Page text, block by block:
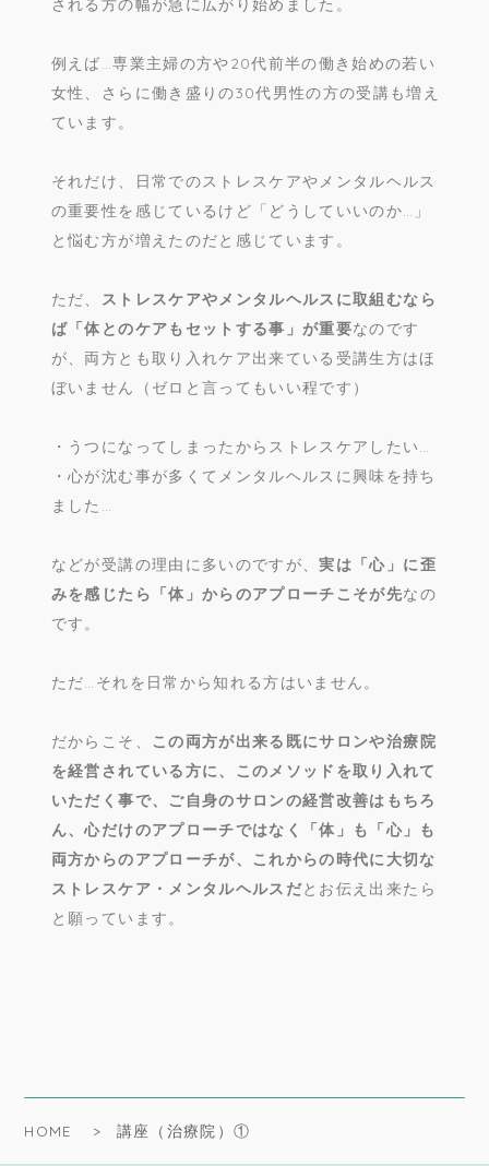
例えば…専業主婦の方や20代前半の働き始めの若い
女性、さらに働き盛りの30代男性の方の受講も増え
ています。
それだけ、日常でのストレスケアやメンタルヘルス
の重要性を感じているけど「どうしていいのか…」
と悩む方が増えたのだと感じています。
ただ、
ストレスケアやメンタルヘルスに取組むなら
ば「体とのケアもセットする事」が重要なのです
が、両方とも取り入れケア出来ている受講生方はほ
ぼいません（ゼロと言ってもいい程です）
・うつになってしまったからストレスケアしたい…
・心が沈む事が多くてメンタルヘルスに興味を持ち
ました…
などが受講の理由に多いのですが、実は「心」に歪
みを感じたら「体」からのアプローチこそが先なの
です。
ただ…それを日常から知れる方はいません。
だからこそ、 この両方が出来る既にサロンや治療院
を経営されている方に、このメソッドを取り入れて
いただく事で、ご自身のサロンの経営改善はもちろ
ん、心だけのアプローチではなく「体」も「心」も
両方からのアプローチが、これからの時代に大切な
ストレスケア・メンタルヘルスだとお伝え出来たら
と願っています。
HOME 講座（治療院）①